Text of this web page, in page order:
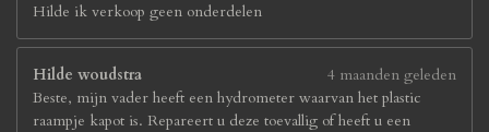
Hilde ik verkoop geen onderdelen
Hilde woudstra
4 maanden geleden
Beste, mijn vader heeft een hydrometer waarvan het plastic
raampje kapot is. Repareert u deze toevallig of heeft u een